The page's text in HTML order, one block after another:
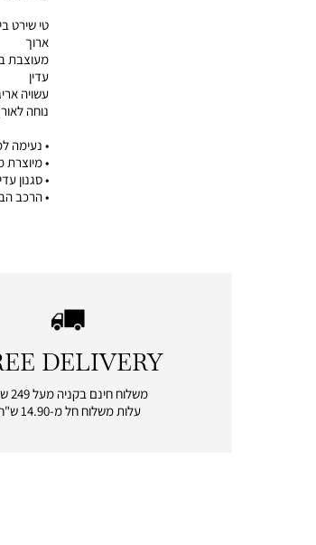
טי שירט
ארוך
מעוצבת
עדין
עשויה
נוחה
• נעימה
• מיוצרת
• סגנון
• הרכב הבד: 100%
|
free
delivery
|
DELIVERY
משלוח חינם בקניה מעל 249 ש"ח
עלות משלוח חל מ-14.90 ש"ח